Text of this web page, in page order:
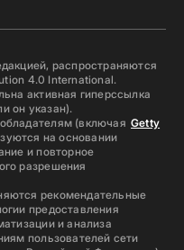
распространяются
4.0 International.
активная гиперссылка
он указан).
(включая Getty
на основании
и повторное
разрешения
рекомендательные
предоставления
и анализа
пользователей сети